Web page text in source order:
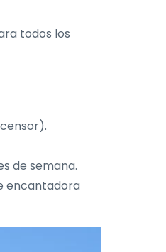
todos los
de semana.
encantadora